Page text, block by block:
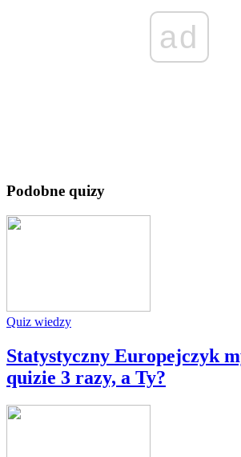
ad
Podobne quizy
Quiz wiedzy
Statystyczny Europejczyk
quizie 3 razy, a Ty?